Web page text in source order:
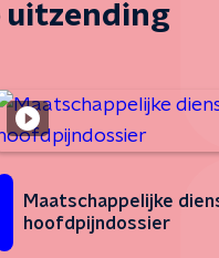
uitzending
Maatschappelijke
hoofdpijndossier